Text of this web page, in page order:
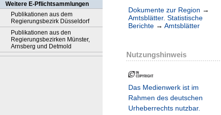
Weitere E-Pflichtsammlungen
Publikationen aus dem
Regierungsbezirk Düsseldorf
Publikationen aus den
Regierungsbezirken Münster,
Arnsberg und Detmold
Dokumente zur Region →
Amtsblätter. Statistische
Berichte → Amtsblätter
Nutzungshinweis
Das Medienwerk ist im
Rahmen des deutschen
Urheberrechts nutzbar.